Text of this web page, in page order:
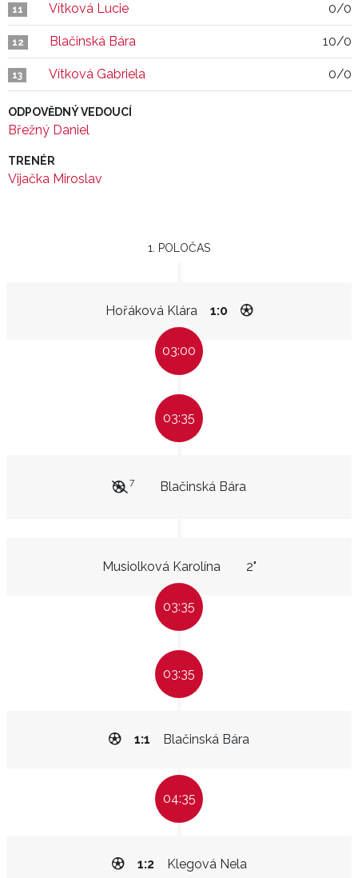
11 Vítková Lucie 0/0
12 Blačinská Bára 10/0
13 Vítková Gabriela 0/0
ODPOVĚDNÝ VEDOUCÍ
Břežný Daniel
TRENÉR
Vijačka Miroslav
1. POLOČAS
Hořáková Klára 1:0
03:00
03:35
Blačinská Bára
7
Musiolková Karolína 2"
03:35
03:35
Blačinská Bára
1:1
04:35
Klegová Nela
1:2